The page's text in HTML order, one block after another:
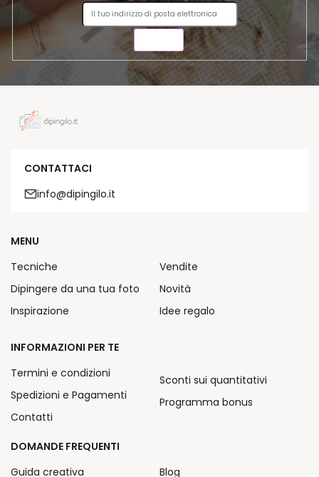
CONTATTACI
info@dipingilo.it
MENU
Tecniche
Dipingere da una tua foto
Inspirazione
Vendite
Novità
Idee regalo
INFORMAZIONI PER TE
Termini e condizioni
Spedizioni e Pagamenti
Contatti
Sconti sui quantitativi
Programma bonus
DOMANDE FREQUENTI
Guida creativa
Blog